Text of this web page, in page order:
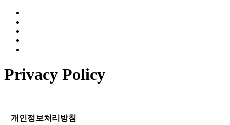
Privacy Policy
개인정보처리방침